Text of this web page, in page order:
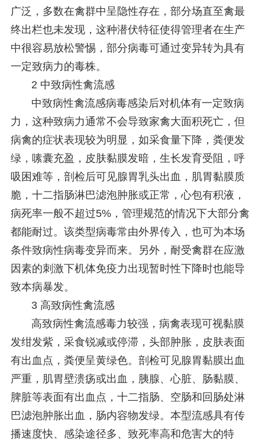
广泛，多数在禽群中呈隐性存在，部分场直至禽最
终出栏也未发现，这种潜伏特征使得管理者在生产
中很容易放松警惕，部分病毒可通过变异转为具有
一定致病力的毒株。
2 中致病性禽流感
中致病性禽流感病毒感染后对机体有一定致病
力，这种致病力通常不会导致家禽大面积死亡，但
病禽的症状表现较为明显，如采食量下降，粪便发
绿，嗉囊充盈，皮肤黏膜发暗，生长发育受阻，呼
吸困难等，剖检后可见腺胃乳头出血，肌胃黏膜质
脆，十二指肠淋巴滤泡肿胀或正常，心包有积液，
病死率一般不超过5%，管理规范的情况下大部分禽
都能耐过。该类型病毒常由外界传入，也可为本场
条件致病性病毒变异而来。另外，耐受禽群在应激
因素的刺激下机体免疫力出现暂时性下降时也能导
致本病暴发。
3 高致病性禽流感
高致病性禽流感毒力较强，病禽表现可视黏膜
发绀发紫，采食锐减或停滞，头部肿胀，皮肤表面
有出血点，粪便呈黄绿色。剖检可见腺胃黏膜出血
严重，肌胃壁溃疡或出血，胰腺、心脏、肠黏膜、
脾脏等表面有出血点，十二指肠、空肠和回肠处淋
巴滤泡肿胀出血，肠内容物发绿。本型流感具有传
播速度快、感染途径多、致死率高和危害大的特